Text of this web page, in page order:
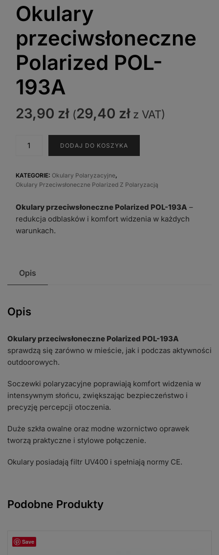
Okulary
przeciwsłoneczne
Polarized POL-
193A
23,90 zł (29,40 złz VAT)
Polarized
POL-
DODAJ DO KOSZYKA
KATEGORIE: Okulary Polaryzacyjne,
Okulary Przeciwsłoneczne Polarized Z Polaryzacją
Okulary przeciwsłoneczne Polarized POL-193A –
redukcja odblasków i komfort widzenia w każdych
warunkach.
Opis
Opis
Okulary przeciwsłoneczne Polarized POL-193A
sprawdzą się zarówno w mieście, jak i podczas aktywności
outdoorowych.
Soczewki polaryzacyjne poprawiają komfort widzenia w
intensywnym słońcu, zwiększając bezpieczeństwo i
precyzję percepcji otoczenia.
Duże szkła owalne oraz modne wzornictwo oprawek
tworzą praktyczne i stylowe połączenie.
Okulary posiadają filtr UV400 i spełniają normy CE.
Podobne Produkty
Save